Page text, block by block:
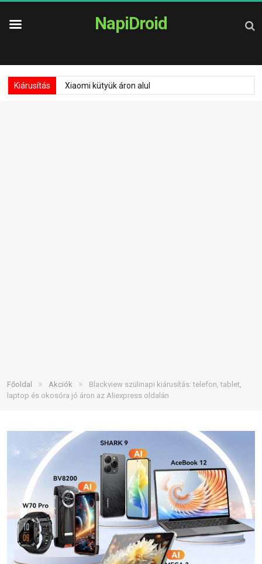
NapiDroid
Kiárusítás Xiaomi kütyük áron alul
Főoldal » Akciók »
Blackview szülinapi kiárusítás: telefon, tablet,
laptop és okosóra jó áron az Aliexpress oldalán